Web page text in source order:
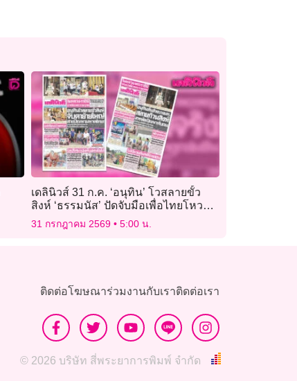
เดลินิวส์ 31 ก.ค. ‘อนุทิน’ โวสลายขั้ว
สิงห์ ‘ธรรมนัส’ ปัดจับมือเพื่อไทยโหวต
เชือด ‘หนู’
31 กรกฎาคม 2569 5:00 น.
ติดต่อโฆษณาร่วมงานกับเราติดต่อเรา
© 2026 บริษัท สี่พระยาการพิมพ์ จำกัด